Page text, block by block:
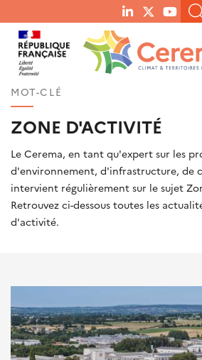
menu
social
links
RECHERCHER UN MOT-CLÉ, UNE PUBLICATION,
QUE RECHERCHEZ-VOUS ?
MOT-CLÉ
ZONE D'ACTIVITÉ
Le Cerema, en tant qu'expert sur les
d'environnement, d'infrastructure, de
intervient régulièrement sur le sujet
Retrouvez ci-dessous toutes les
d'activité.